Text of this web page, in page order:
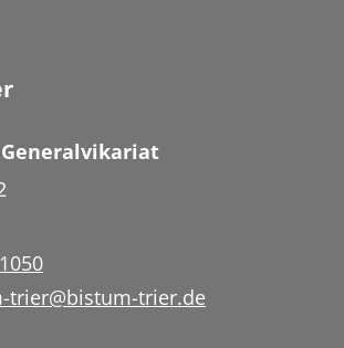
trier@bistum-trier.de